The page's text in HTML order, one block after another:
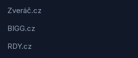
Zveráč.cz
BIGG.cz
RDY.cz